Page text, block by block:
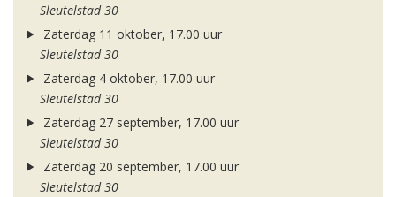
Sleutelstad 30
Zaterdag 11 oktober, 17.00 uur
Sleutelstad 30
Zaterdag 4 oktober, 17.00 uur
Sleutelstad 30
Zaterdag 27 september, 17.00 uur
Sleutelstad 30
Zaterdag 20 september, 17.00 uur
Sleutelstad 30